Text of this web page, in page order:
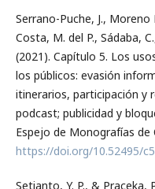
Serrano-Puche, J.,
Costa, M. del P., Sádaba,
(2021). Capítulo 5. Los
los públicos: evasión
itinerarios, participación y
podcast; publicidad y
Espejo de Monografías de
https://doi.org/10.52495/
Setianto, Y. P., & Praceka,